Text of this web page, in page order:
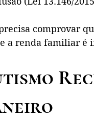
comprovar
a renda familiar é